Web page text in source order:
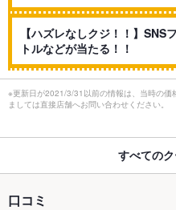
【ハズレなしクジ！！】
トルなどが当たる！！
※更新日が2021/3/31以前の情報は、当時の価
ましては直接店舗へお問い合わせください。
すべての
口コミ